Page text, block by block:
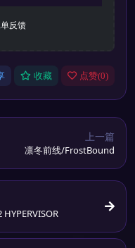
反馈
收藏 点赞(0)
上一篇
凛冬前线/FrostBound